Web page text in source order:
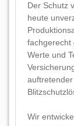
Der Schutz
heute
fachgerecht
Werte und
Wir